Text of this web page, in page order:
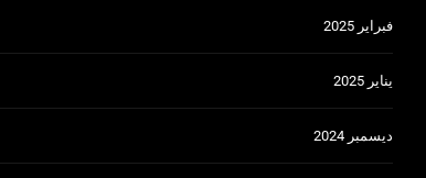
فبراير 2025
يناير 2025
ديسمبر 2024